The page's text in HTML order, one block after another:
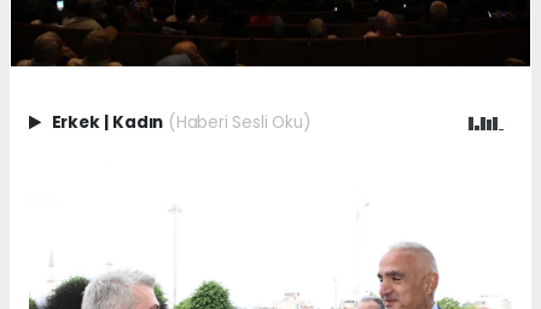
Erkek Kadın (Haberi Sesli Oku)